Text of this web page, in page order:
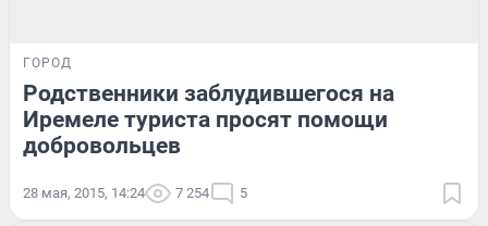
ГОРОД
Родственники заблудившегося на
Иремеле туриста просят помощи
добровольцев
28 мая, 2015, 14:24 7 254 5